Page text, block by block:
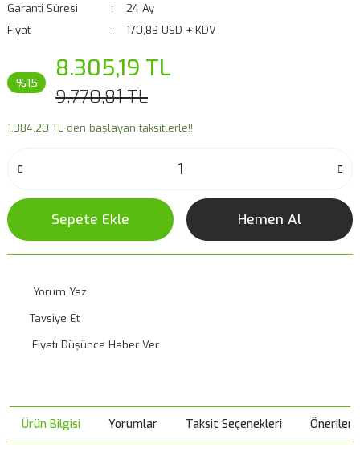
Garanti Süresi
24 Ay
Fiyat
170,83 USD + KDV
%15 8.305,19 TL
9.770,81 TL
1.384,20 TL den başlayan taksitlerle!!
Sepete Ekle Hemen Al
Yorum Yaz
Tavsiye Et
Fiyatı Düşünce Haber Ver
Ürün Bilgisi Yorumlar Taksit Seçenekleri